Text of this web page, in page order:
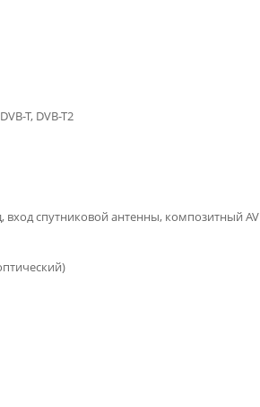
T, DVB-T2
вход спутниковой антенны, композитный AV